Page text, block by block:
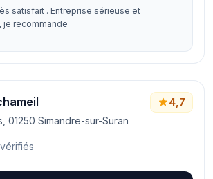
satisfait . Entreprise sérieuse et
je recommande
01250 Simandre-sur-Suran
4,7